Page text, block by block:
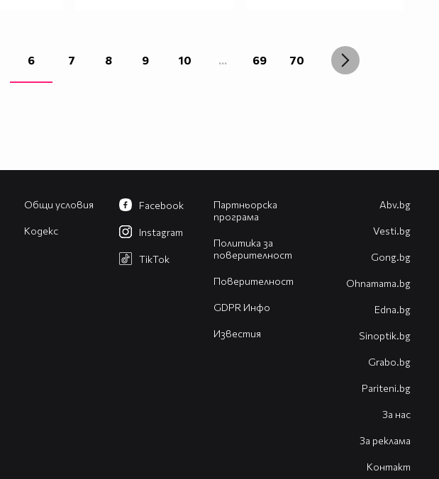
6 7 8 9 10 ... 69 70
Общи условия
Кодекс
Партньорска
програма
Политика за
поверителност
Поверителност
GDPR Инфо
Известия
Facebook
Instagram
TikTok
Abv.bg
Vesti.bg
Gong.bg
Оhnamama.bg
Edna.bg
Sinoptik.bg
Grabo.bg
Pariteni.bg
За нас
За реклама
Контакт